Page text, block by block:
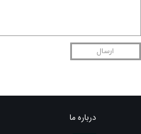
ارسال
درباره ما